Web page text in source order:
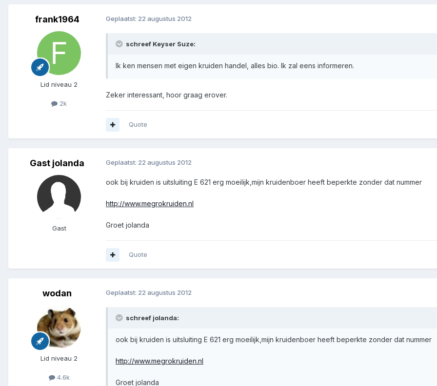
frank1964
Lid niveau 2
2k
Geplaatst: 22 augustus 2012
schreef Keyser Suze:
Ik ken mensen met eigen kruiden handel, alles bio. Ik zal eens informeren.
Zeker interessant, hoor graag erover.
Quote
Gast jolanda
Gast
Geplaatst: 22 augustus 2012
ook bij kruiden is uitsluiting E 621 erg moeilijk,mijn kruidenboer heeft beperkte zonder dat nummer
http://www.megrokruiden.nl
Groet jolanda
Quote
wodan
Lid niveau 2
4.6k
Geplaatst: 22 augustus 2012
schreef jolanda:
ook bij kruiden is uitsluiting E 621 erg moeilijk,mijn kruidenboer heeft beperkte zonder dat nummer
http://www.megrokruiden.nl
Groet jolanda